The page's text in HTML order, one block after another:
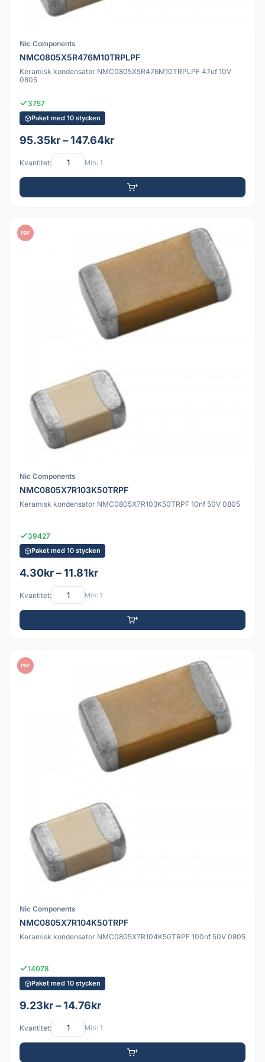
Nic Components
NMC0805X5R476M10TRPLPF
Keramisk kondensator NMC0805X5R476M10TRPLPF 47uf 10V
0805
3757
Paket med 10 stycken
95.35kr – 147.64kr
Kvantitet: Min: 1
PDF
Nic Components
NMC0805X7R103K50TRPF
Keramisk kondensator NMC0805X7R103K50TRPF 10nf 50V 0805
39427
Paket med 10 stycken
4.30kr – 11.81kr
Kvantitet: Min: 1
PDF
Nic Components
NMC0805X7R104K50TRPF
Keramisk kondensator NMC0805X7R104K50TRPF 100nf 50V 0805
14078
Paket med 10 stycken
9.23kr – 14.76kr
Kvantitet: Min: 1